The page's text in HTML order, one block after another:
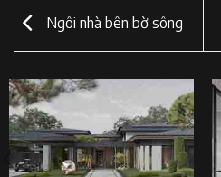
Ngôi nhà bên bờ sông